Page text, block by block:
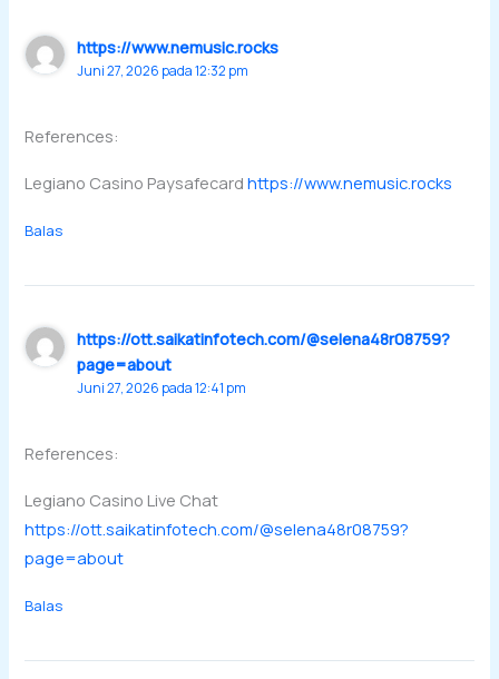
https://www.nemusic.rocks
Juni 27, 2026 pada 12:32 pm
References:
Legiano Casino Paysafecardhttps://www.nemusic.rocks
Balas
https://ott.saikatinfotech.com/@selena48r08759?
page=about
Juni 27, 2026 pada 12:41 pm
References:
Legiano Casino Live Chat
https://ott.saikatinfotech.com/@selena48r08759?
page=about
Balas